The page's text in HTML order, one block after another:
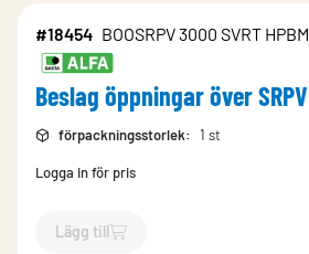
#18454 BOOSRPV 3000 SVRT HPBM
Beslag öppningar över SRPV
förpackningsstorlek: 1 st
Logga in för pris
Lägg till
`$Lägg till